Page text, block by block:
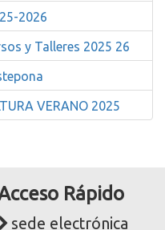
2026
y Talleres 2025 26
VERANO 2025
Rápido
sede electrónica